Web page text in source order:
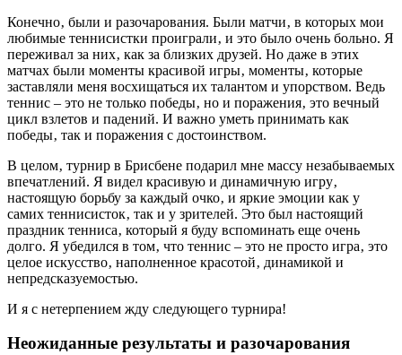
Конечно‚ были и разочарования. Были матчи‚ в которых мои
любимые теннисистки проиграли‚ и это было очень больно. Я
переживал за них‚ как за близких друзей. Но даже в этих
матчах были моменты красивой игры‚ моменты‚ которые
заставляли меня восхищаться их талантом и упорством. Ведь
теннис – это не только победы‚ но и поражения‚ это вечный
цикл взлетов и падений. И важно уметь принимать как
победы‚ так и поражения с достоинством.
В целом‚ турнир в Брисбене подарил мне массу незабываемых
впечатлений. Я видел красивую и динамичную игру‚
настоящую борьбу за каждый очко‚ и яркие эмоции как у
самих теннисисток‚ так и у зрителей. Это был настоящий
праздник тенниса‚ который я буду вспоминать еще очень
долго. Я убедился в том‚ что теннис – это не просто игра‚ это
целое искусство‚ наполненное красотой‚ динамикой и
непредсказуемостью.
И я с нетерпением жду следующего турнира!
Неожиданные результаты и разочарования